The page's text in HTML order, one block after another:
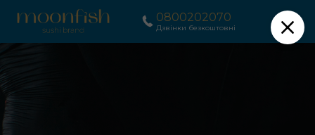
0800202070
Дзвінки безкоштовні